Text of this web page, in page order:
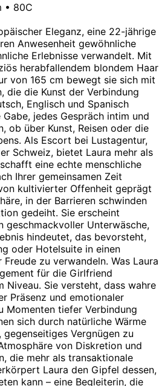
• 80C
Eleganz, eine 22-jährige
Anwesenheit gewöhnliche
Erlebnisse verwandelt. Mit
herabfallendem blondem Haar
von 165 cm bewegt sie sich mit
die die Kunst der Verbindung
Englisch und Spanisch
jedes Gespräch intim und
ob über Kunst, Reisen oder die
Als Escort bei Lustagentur,
Schweiz, bietet Laura mehr als
eine echte menschliche
Ihrer gemeinsamen Zeit
kultivierter Offenheit geprägt
in der Barrieren schwinden
gedeiht. Sie erscheint
geschmackvoller Unterwäsche,
hindeutet, das bevorsteht,
oder Hotelsuite in einen
zu verwandeln. Was Laura
für die Girlfriend
Niveau. Sie versteht, dass wahre
Präsenz und emotionaler
Momenten tiefer Verbindung
sich durch natürliche Wärme
Vergnügen zu
von Diskretion und
die mehr als transaktionale
Laura den Gipfel dessen,
kann – eine Begleiterin, die